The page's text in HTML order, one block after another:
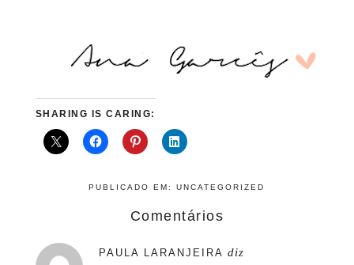
SHARING IS CARING:
PUBLICADO EM:UNCATEGORIZED
Comentários
PAULA LARANJEIRA diz